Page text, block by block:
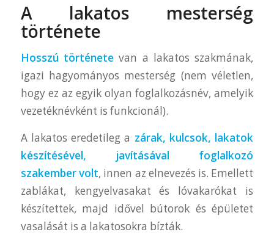
A lakatos mesterség
története
Hosszú története van a lakatos szakmának,
igazi hagyományos mesterség (nem véletlen,
hogy ez az egyik olyan foglalkozásnév, amelyik
vezetéknévként is funkcionál).
A lakatos eredetileg a zárak, kulcsok, lakatok
készítésével, javításával foglalkozó
szakember volt, innen az elnevezés is. Emellett
zablákat, kengyelvasakat és lóvakarókat is
készítettek, majd idővel bútorok és épületet
vasalását is a lakatosokra bízták.